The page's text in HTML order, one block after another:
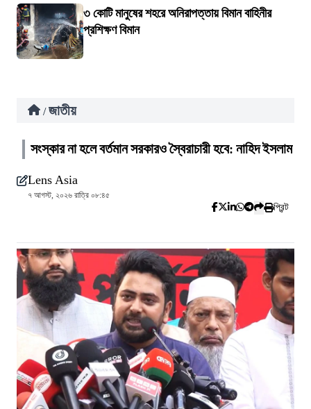
৩ কোটি মানুষের শহরে অনিরাপত্তায় বিমান বাহিনীর
প্রশিক্ষণ বিমান
/ জাতীয়
সংস্কার না হলে বর্তমান সরকারও স্বৈরাচারী হবে: নাহিদ ইসলাম
Lens Asia
৭ আগস্ট, ২০২৬ রাত্রি ০৮:৪৫
প্রিন্ট